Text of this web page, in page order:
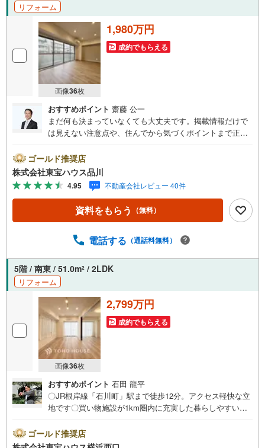
リフォーム
画像36枚
1,980万円
成約でもらえる
おすすめポイント 齋藤 公一
まだ何も決まっていなくても大丈夫です。掲載情報だけで
は見えない注意点や、住んでから気づくポイントまで正直
とも包み隠さずお伝えし、「納得して選ぶ」ためのサポー
トを大切にしています。現地でしか分からないリアルな情
報も含めて、一緒に後悔しない住まい探しを進めていきま
しょう。まずはお気軽にご相談ください。【Yahoo！ 不動
産キャンペーン対象店舗】当店で物件を成約するとPayPay
ボーナスライトがもらえる「Yahoo！ 不動産 物件ご成約キ
予約をする」ボタンからお問い合わせください。※必ずYah
スライトは出金と譲渡はできません。ご案内・詳細な資料
のご請求はお気軽にどうぞ♪お電話でのお問い合わせも常
時受け付けております！お気軽にお問い合わせください。
ゴールド推奨店
株式会社東宝ハウス品川
4.95 不動産会社レビュー 40件
資料をもらう （無料）
電話する （通話料無料）
5階 / 南東 / 51.0m2 / 2LDK
リフォーム
画像36枚
2,799万円
成約でもらえる
おすすめポイント 石田 龍平
〇JR根岸線「石川町」駅まで徒歩12分。アクセス軽快な立
地です〇買い物施設が1km圏内に充実した暮らしやすい住
ahoo！ 不動産キャンペーン対象店舗ーーーー当店で物件を
成約するとPayPayボーナスライトがもらえる「Yahoo！ 不
ゴールド推奨店